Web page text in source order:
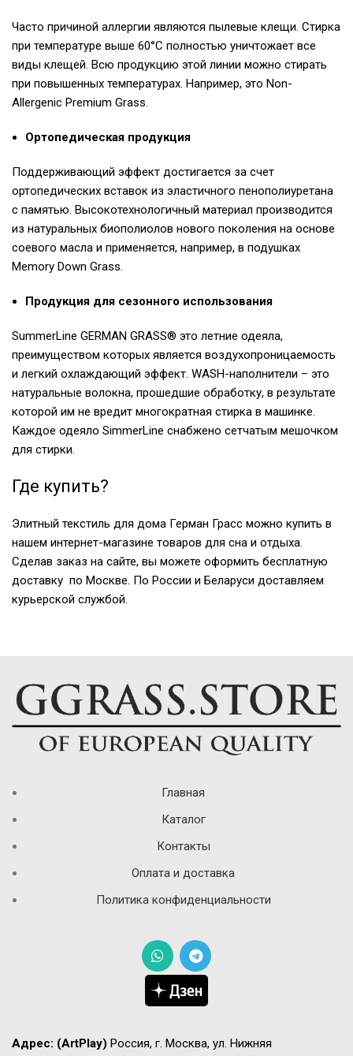
Часто причиной аллергии являются пылевые клещи. Стирка
при температуре выше 60°С полностью уничтожает все
виды клещей. Всю продукцию этой линии можно стирать
при повышенных температурах. Например, это Non-
Allergenic Premium Grass.
Ортопедическая продукция
Поддерживающий эффект достигается за счет
ортопедических вставок из эластичного пенополиуретана
с памятью. Высокотехнологичный материал производится
из натуральных биополиолов нового поколения на основе
соевого масла и применяется, например, в подушках
Memory Down Grass.
Продукция для сезонного использования
SummerLine GERMAN GRASS® это летние одеяла,
преимуществом которых является воздухопроницаемость
и легкий охлаждающий эффект. WASH-наполнители – это
натуральные волокна, прошедшие обработку, в результате
которой им не вредит многократная стирка в машинке.
Каждое одеяло SimmerLine снабжено сетчатым мешочком
для стирки.
Где купить?
Элитный текстиль для дома Герман Грасс можно купить в
нашем интернет-магазине товаров для сна и отдыха.
Сделав заказ на сайте, вы можете оформить бесплатную
доставку по Москве. По России и Беларуси доставляем
курьерской службой.
Главная
Каталог
Контакты
Оплата и доставка
Политика конфиденциальности
Адрес: (ArtPlay) Россия, г. Москва, ул. Нижняя